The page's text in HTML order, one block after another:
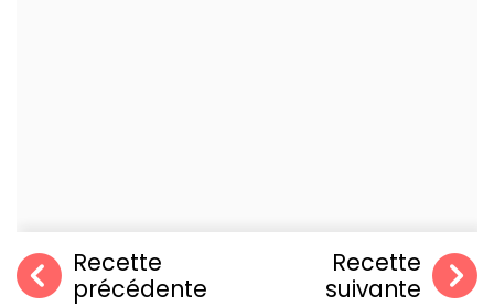
Recette
précédente
Recette
suivante